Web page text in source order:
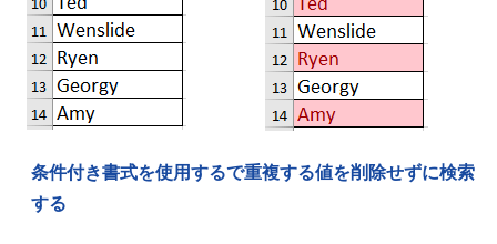
条件付き書式を使用するで重複する値を削除せずに検索
する